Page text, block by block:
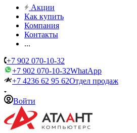
Акции
Как купить
Компания
Контакты
...
+7 902 070-10-32
+7 902 070-10-32WhatApp
+7 4236 62 95 62Отдел продаж
Войти